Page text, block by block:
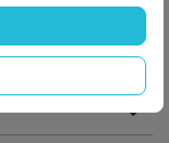

